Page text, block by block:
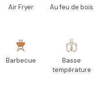
Air Fryer Au feu de bois
Barbecue
Basse
température